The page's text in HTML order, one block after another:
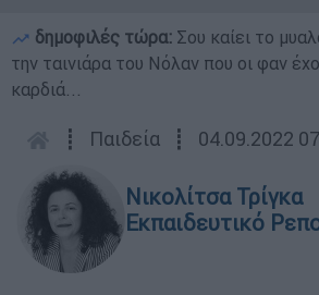
δημοφιλές τώρα: Σου καίει το
την ταινιάρα του Νόλαν που οι φαν
καρδιά...
┋ Παιδεία ┋ 04.09.2022
Νικολίτσα Τρίγκα
Εκπαιδευτικό